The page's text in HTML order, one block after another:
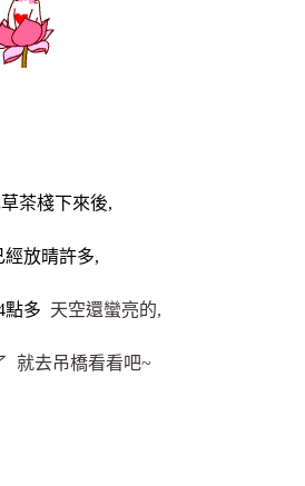
茶棧下來後,
經放晴許多,
點多 天空還蠻亮的,
就去吊橋看看吧~